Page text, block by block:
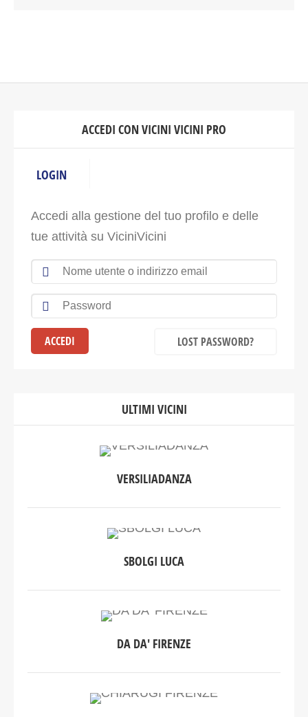
ACCEDI CON VICINI VICINI PRO
LOGIN
Accedi alla gestione del tuo profilo e delle
tue attività su ViciniVicini
LOST PASSWORD?
ULTIMI VICINI
VERSILIADANZA
SBOLGI LUCA
DA DA' FIRENZE